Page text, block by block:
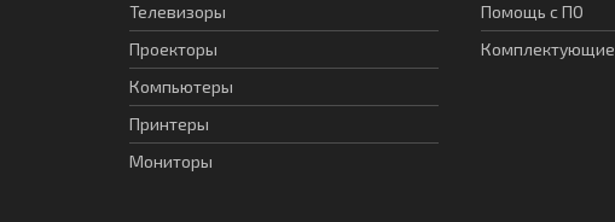
Телевизоры
Проекторы
Компьютеры
Принтеры
Мониторы
Помощь с ПО
Комплектующие